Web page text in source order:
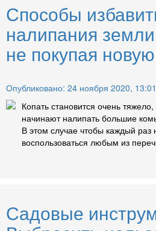
Способы
налипания
не покупая
Опубликовано: 24 ноября 2020, 13:01
Копать становится очень
начинают налипать большие
В этом случае чтобы каждый раз
воспользоваться любым из
Садовые